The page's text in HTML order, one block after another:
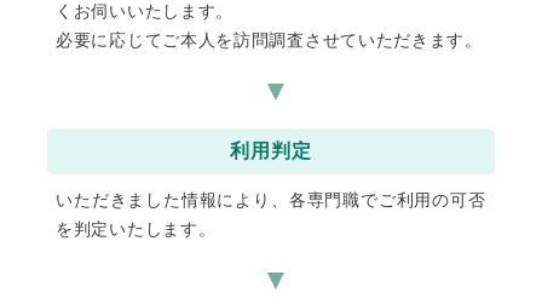
くお伺いいたします。
必要に応じてご本人を訪問調査させていただきます。
利用判定
いただきました情報により、各専門職でご利用の可否
を判定いたします。